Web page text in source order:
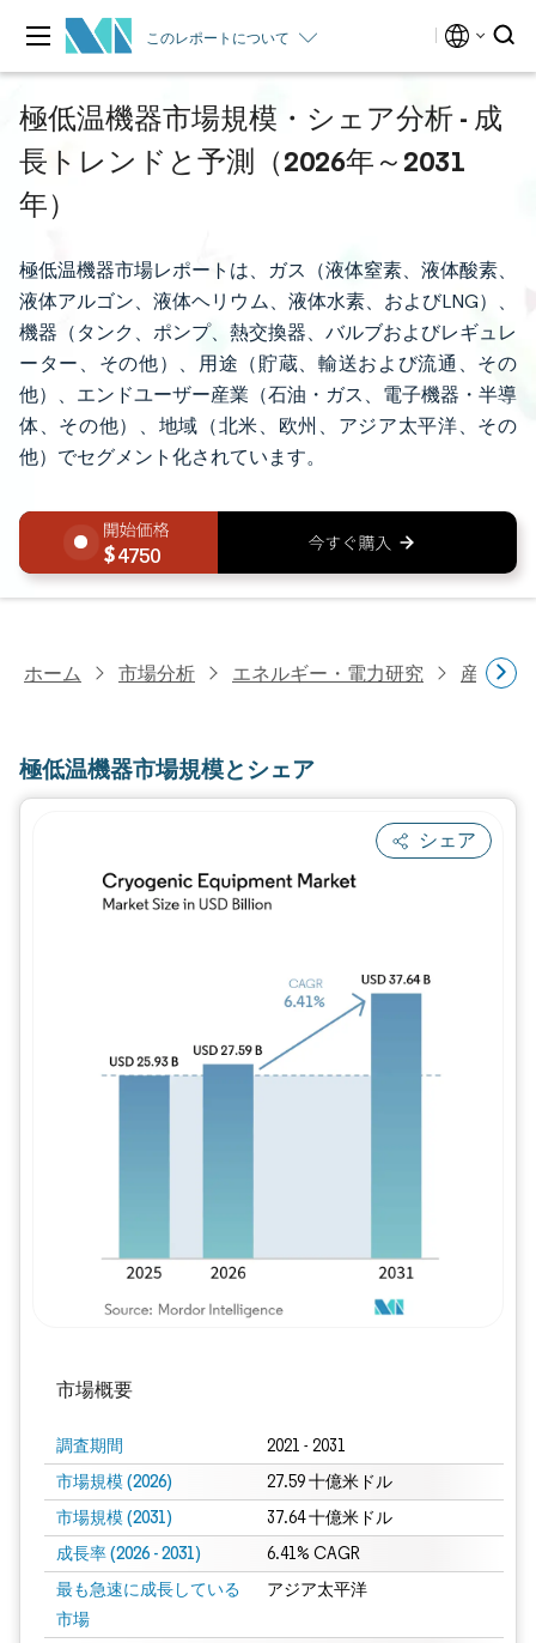
このレポートについて
極低温機器市場規模・シェア分析 - 成
長トレンドと予測（2026年～2031
年）
極低温機器市場レポートは、ガス（液体窒素、液体酸素、
液体アルゴン、液体ヘリウム、液体水素、およびLNG）、
機器（タンク、ポンプ、熱交換器、バルブおよびレギュレ
ーター、その他）、用途（貯蔵、輸送および流通、その
他）、エンドユーザー産業（石油・ガス、電子機器・半導
体、その他）、地域（北米、欧州、アジア太平洋、その
他）でセグメント化されています。
4750
ホーム 市場分析 エネルギー・電力研究 産業機
極低温機器市場規模とシェア
シェア
市場概要
調査期間 2021 - 2031
市場規模 (2026) 27.59 十億米ドル
市場規模 (2031) 37.64 十億米ドル
成長率 (2026 - 2031) 6.41% CAGR
最も急速に成長している
市場
アジア太平洋